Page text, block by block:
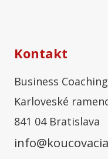
Kontakt
Business
Karloveské
841 04 Bratislava